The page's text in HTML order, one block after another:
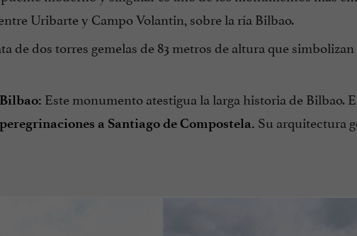
Uribarte y Campo Volantin, sobre la ría Bilbao.
de dos torres gemelas de 83 metros de altura que
Este monumento atestigua la larga historia de Bilbao.
a Santiago de Compostela. Su arquitectura